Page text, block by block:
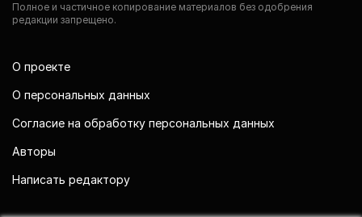
Полное и частичное копирование материалов без одобрения
редакции запрещено.
О проекте
О персональных данных
Согласие на обработку персональных данных
Авторы
Написать редактору